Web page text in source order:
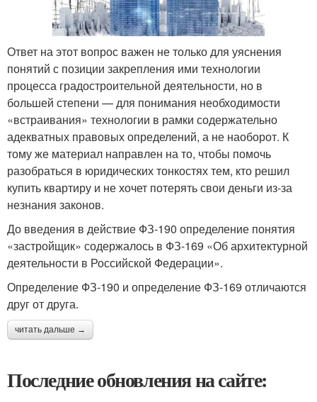
Ответ на этот вопрос важен не только для уяснения
понятий с позиции закрепления ими технологии
процесса градостроительной деятельности, но в
большей степени — для понимания необходимости
«встраивания» технологии в рамки содержательно
адекватных правовых определений, а не наоборот. К
тому же материал направлен на то, чтобы помочь
разобраться в юридических тонкостях тем, кто решил
купить квартиру и не хочет потерять свои деньги из-за
незнания законов.
До введения в действие ФЗ-190 определение понятия
«застройщик» содержалось в ФЗ-169 «Об архитектурной
деятельности в Российской Федерации».
Определение ФЗ-190 и определение ФЗ-169 отличаются
друг от друга.
читать дальше →
Последние обновления на сайте: